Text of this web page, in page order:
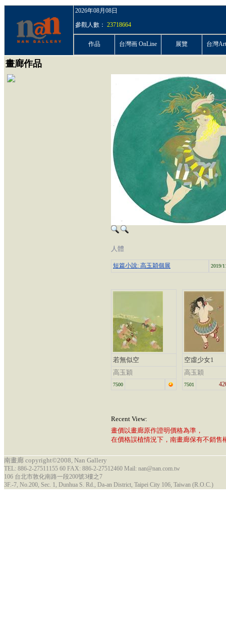
2026年08月08日
參觀人數： 23718664
作品 台灣画 OnLine 展覽 台灣
畫廊作品
人體
短篇小說: 高玉穎個展 2019/
若無似空
高玉穎
7500
空虛少女1
高玉穎
7501
Recent View:
畫價以畫廊原作證明價格為準，
在價格誤植情況下，南畫廊保有不銷售
南畫廊 copyright©2008, Nan Gallery
TEL: 886-2-27511155 60 FAX: 886-2-27512460 Mail: nan@nan.com.tw
106 台北市敦化南路一段200號3樓之7
3F.-7, No.200, Sec. 1, Dunhua S. Rd., Da-an District, Taipei City 106, Taiwan (R.O.C.)